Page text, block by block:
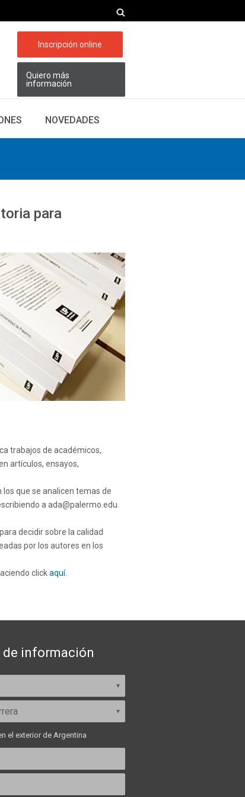
Inscripción online
Quiero más
información
NOVEDADES
para
trabajos de académicos,
artículos, ensayos,
los que se analicen temas de
a ada@palermo.edu.
decidir sobre la calidad
por los autores en los
clickaquí.
información
el exterior de Argentina